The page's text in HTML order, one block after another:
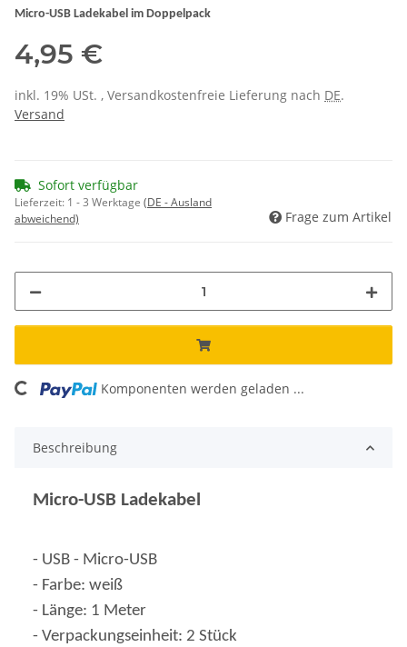
Micro-USB Ladekabel im Doppelpack
4,95 €
inkl. 19% USt. , Versandkostenfreie Lieferung nach DE.
Versand
Sofort verfügbar
Lieferzeit: 1 - 3 Werktage (DE - Ausland
abweichend)
Frage zum Artikel
Loading... Komponenten werden geladen ...
Beschreibung
Micro-USB Ladekabel
- USB - Micro-USB
- Farbe: weiß
- Länge: 1 Meter
- Verpackungseinheit: 2 Stück